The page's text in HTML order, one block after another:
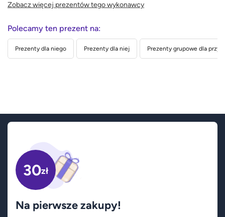
Zobacz więcej prezentów tego wykonawcy
Polecamy ten prezent na:
Prezenty dla niego Prezenty dla niej Prezenty grupowe dla
30zł
Na pierwsze zakupy!